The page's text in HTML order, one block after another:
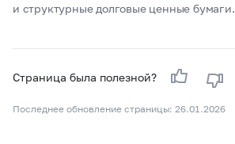
и структурные долговые ценные бумаги.
Страница была полезной?
Последнее обновление страницы: 26.01.2026